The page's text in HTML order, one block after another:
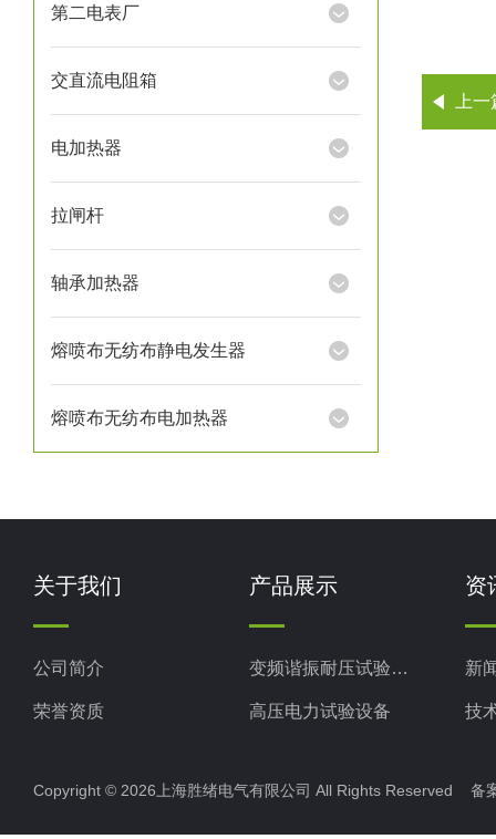
第二电表厂
交直流电阻箱
电加热器
拉闸杆
轴承加热器
熔喷布无纺布静电发生器
熔喷布无纺布电加热器
上
关于我们
公司简介
荣誉资质
产品展示
变频谐振耐压试验装置
高压电力试验设备
防雷检测仪器设备
资
新
技
Copyright © 2026上海胜绪电气有限公司 All Rights Reserved 备